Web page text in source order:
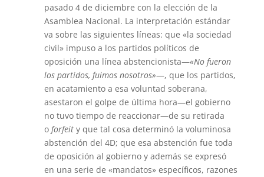
pasado 4 de diciembre con la elección de la
Asamblea Nacional. La interpretación estándar
va sobre las siguientes líneas: que «la sociedad
civil» impuso a los partidos políticos de
oposición una línea abstencionista—«No fueron
los partidos, fuimos nosotros»—, que los partidos,
en acatamiento a esa voluntad soberana,
asestaron el golpe de última hora—el gobierno
no tuvo tiempo de reaccionar—de su retirada
o forfeity que tal cosa determinó la voluminosa
abstención del 4D; que esa abstención fue toda
de oposición al gobierno y además se expresó
en una serie de «mandatos» específicos, razones